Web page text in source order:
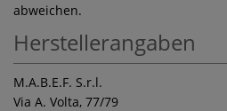
abweichen.
Herstellerangaben
M.A.B.E.F. S.r.l.
Via A. Volta, 77/79